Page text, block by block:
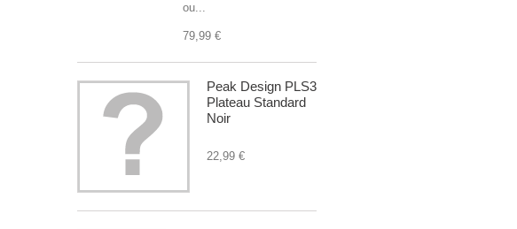
ou...
79,99 €
Peak Design PLS3
Plateau Standard
Noir
22,99 €